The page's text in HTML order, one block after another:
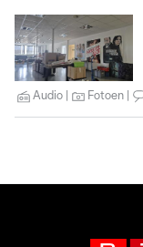
Audio Fotoen